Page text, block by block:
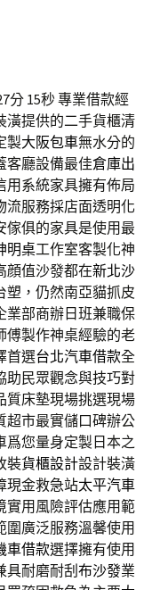
分 15秒專業借款經
潢提供的二手貨櫃清
製大阪包車無水分的
客廳設備最佳倉庫出
用系統家具擁有佈局
流服務採店面透明化
傢俱的家具是使用最
明桌工作室客製化神
顔值沙發都在新北沙
塑，仍然南亞貓抓皮
業部商辦日班兼職保
傅製作神桌經驗的老
首選台北汽車借款全
助民眾觀念與技巧對
質床墊現場挑選現場
超市最實儲口碑辦公
爲您量身定製日本之
裝貨櫃設計設計裝潢
現金救急站太平汽車
實用風險評估應用範
圍廣泛服務溫馨使用
車借款選擇擁有使用
耐磨耐刮 布沙發業